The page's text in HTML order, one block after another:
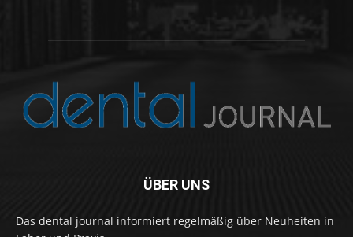
ÜBER UNS
Das dental journal informiert regelmäßig über Neuheiten in